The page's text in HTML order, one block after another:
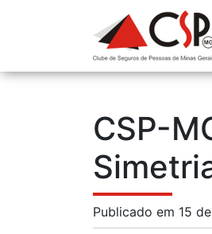
CSP-
Publicado em 15